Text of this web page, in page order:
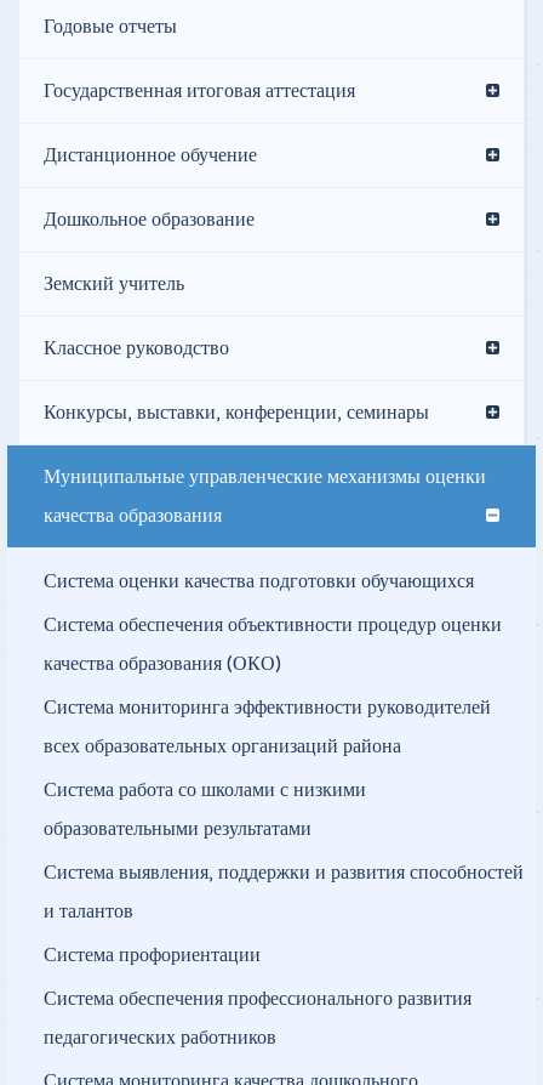
Годовые отчеты
Государственная итоговая аттестация
Дистанционное обучение
Дошкольное образование
Земский учитель
Классное руководство
Конкурсы, выставки, конференции, семинары
Муниципальные управленческие механизмы оценки
качества образования
Система оценки качества подготовки обучающихся
Система обеспечения объективности процедур оценки
качества образования (ОКО)
Система мониторинга эффективности руководителей
всех образовательных организаций района
Система работа со школами с низкими
образовательными результатами
Система выявления, поддержки и развития способностей
и талантов
Система профориентации
Система обеспечения профессионального развития
педагогических работников